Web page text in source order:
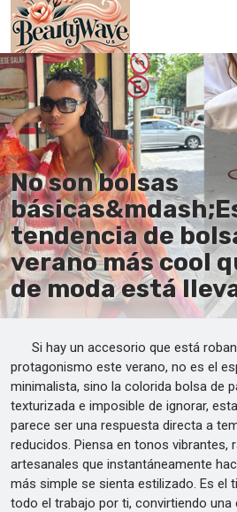
Principal
En
Es
Ru
It
De
No son bolsas
tendencia de
verano más cool
de moda está
Si hay un accesorio que está
protagonismo este verano, no es el
minimalista, sino la colorida bolsa de
texturizada e imposible de ignorar,
parece ser una respuesta directa a
reducidos. Piensa en tonos vibrantes,
artesanales que instantáneamente
más simple se sienta estilizado. Es el
todo el trabajo por ti, convirtiendo una